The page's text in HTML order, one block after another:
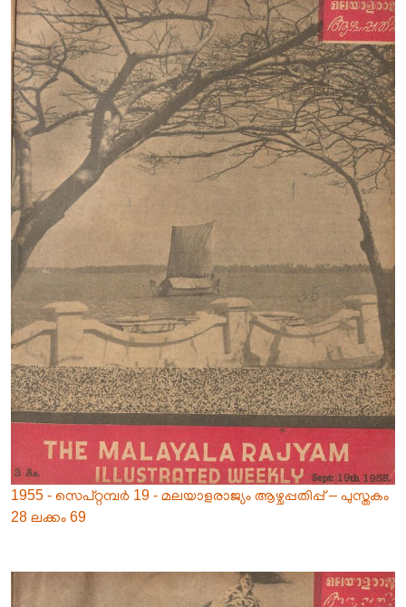
1955 - സെപ്റ്റമ്പർ 19 - മലയാളരാജ്യം ആഴ്ചപ്പതിപ്പ് – പുസ്തകം
28 ലക്കം 69